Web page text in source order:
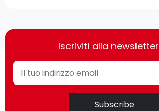
Iscriviti alla newsletter
Subscribe